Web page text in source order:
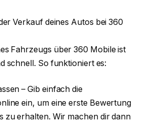
Verkauf deines Autos bei 360
Fahrzeugs über 360 Mobile ist
schnell. So funktioniert es:
– Gib einfach die
ein, um eine erste Bewertung
zu erhalten. Wir machen dir dann